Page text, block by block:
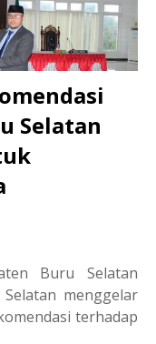
Selatan
Buru Selatan
menggelar
terhadap